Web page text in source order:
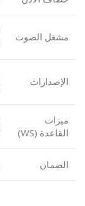
مشغل الصوت
الإصدارات
ميزات
القاعدة (WS)
الضمان